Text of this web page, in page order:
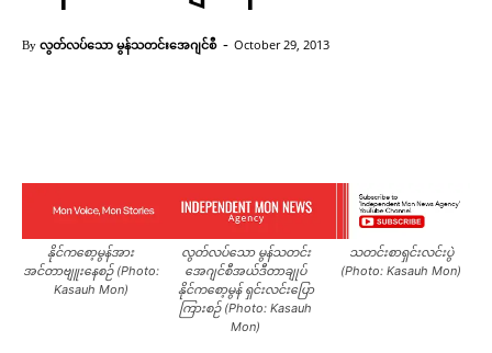
By လွတ်လပ်သော မွန်သတင်းအေဂျင်စီ - October 29, 2013
နိုင်ကစော့မွန်အား
အင်တာဗျူးနေစဉ် (Photo:
Kasauh Mon)
လွတ်လပ်သော မွန်သတင်း
အေဂျင်စီအယ်ဒီတာချုပ်
နိုင်ကစော့မွန် ရှင်းလင်းပြော
ကြားစဉ် (Photo: Kasauh
Mon)
သတင်းစာရှင်းလင်းပွဲ
(Photo: Kasauh Mon)